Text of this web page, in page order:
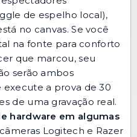
de espelho local),
no canvas. Se você
na fonte para conforto
que marcou, seu
serão ambos
execute a prova de 30
de uma gravação real.
hardware em algumas
Logitech e Razer